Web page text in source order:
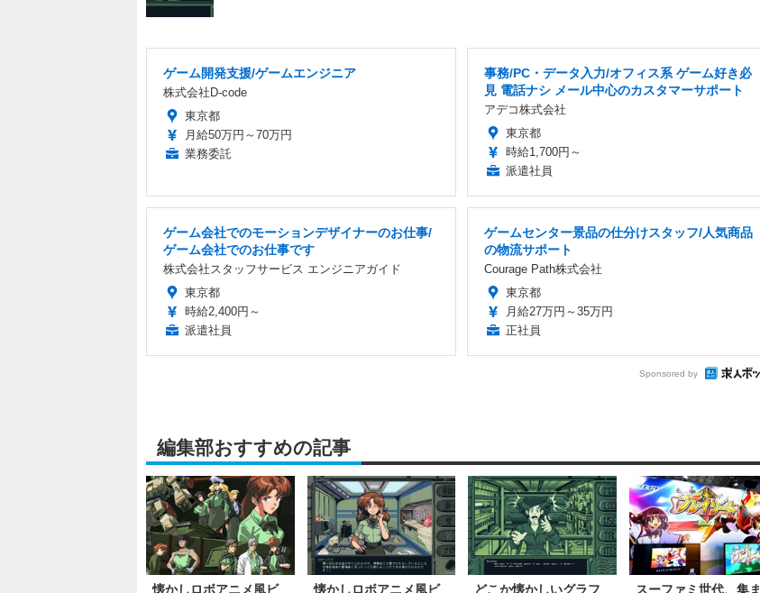
ゲーム開発支援/ゲームエンジニア
株式会社D-code
東京都
月給50万円～70万円
業務委託
事務/PC・データ入力/オフィス系 ゲーム好き必
見 電話ナシ メール中心のカスタマーサポート
アデコ株式会社
東京都
時給1,700円～
派遣社員
ゲーム会社でのモーションデザイナーのお仕事/
ゲーム会社でのお仕事です
株式会社スタッフサービス エンジニアガイド
東京都
時給2,400円～
派遣社員
ゲームセンター景品の仕分けスタッフ/人気商品
の物流サポート
Courage Path株式会社
東京都
月給27万円～35万円
正社員
Sponsored by
編集部おすすめの記事
懐かしロボアニメ風ビ
懐かしロボアニメ風ビ
どこか懐かしいグラフ
スーファミ世代、集ま